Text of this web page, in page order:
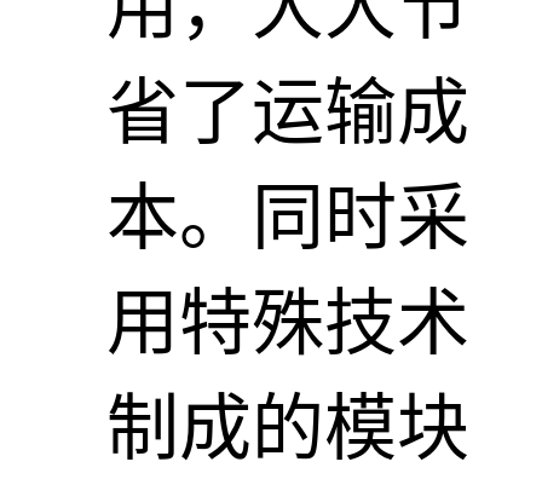
省了运输成
本。同时采
用特殊技术
制成的模块